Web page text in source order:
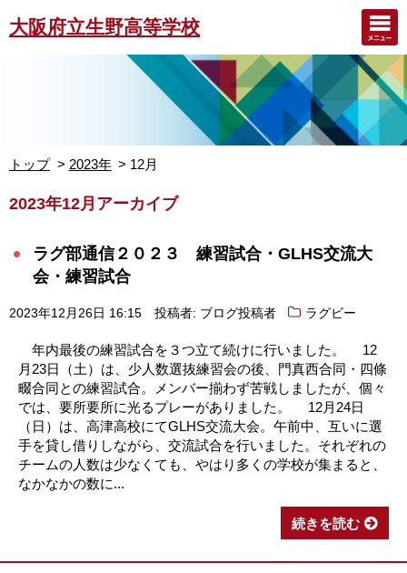
大阪府立生野高等学校
トップ 2023年 12月
2023年12月アーカイブ
ラグ部通信２０２３ 練習試合・GLHS交流大
会・練習試合
2023年12月26日 16:15 投稿者: ブログ投稿者 ラグビー
年内最後の練習試合を３つ立て続けに行いました。 12
月23日（土）は、少人数選抜練習会の後、門真西合同・四條
畷合同との練習試合。メンバー揃わず苦戦しましたが、個々
では、要所要所に光るプレーがありました。 12月24日
（日）は、高津高校にてGLHS交流大会。午前中、互いに選
手を貸し借りしながら、交流試合を行いました。それぞれの
チームの人数は少なくても、やはり多くの学校が集まると、
なかなかの数に...
続きを読む